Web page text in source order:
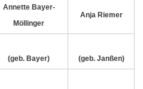
Annette Bayer-
Möllinger
Anja Riemer
(geb. Bayer) (geb. Janßen)